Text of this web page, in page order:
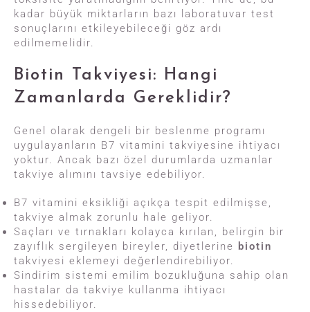
kadar büyük miktarların bazı laboratuvar test
sonuçlarını etkileyebileceği göz ardı
edilmemelidir.
Biotin Takviyesi: Hangi
Zamanlarda Gereklidir?
Genel olarak dengeli bir beslenme programı
uygulayanların B7 vitamini takviyesine ihtiyacı
yoktur. Ancak bazı özel durumlarda uzmanlar
takviye alımını tavsiye edebiliyor.
B7 vitamini eksikliği açıkça tespit edilmişse,
takviye almak zorunlu hale geliyor.
Saçları ve tırnakları kolayca kırılan, belirgin bir
zayıflık sergileyen bireyler, diyetlerine biotin
takviyesi eklemeyi değerlendirebiliyor.
Sindirim sistemi emilim bozukluğuna sahip olan
hastalar da takviye kullanma ihtiyacı
hissedebiliyor.